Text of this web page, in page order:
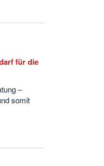
für die
–
somit